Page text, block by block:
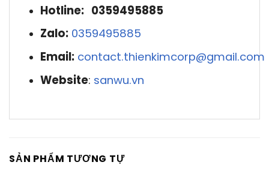
Hotline: 0359495885
Zalo: 0359495885
Email: contact.thienkimcorp@gmail.com
Website: sanwu.vn
SẢN PHẨM TƯƠNG TỰ